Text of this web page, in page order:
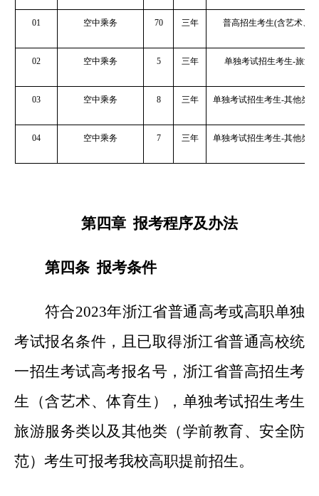
01 空中乘务 70 三年 普高招生考生(含艺术、
02 空中乘务 5 三年 单独考试招生考生-旅游
03 空中乘务 8 三年 单独考试招生考生-其他类(
04 空中乘务 7 三年 单独考试招生考生-其他类(
第四章 报考程序及办法
第四条 报考条件
符合2023年浙江省普通高考或高职单独
考试报名条件，且已取得浙江省普通高校统
一招生考试高考报名号，浙江省普高招生考
生（含艺术、体育生），单独考试招生考生
旅游服务类以及其他类（学前教育、安全防
范）考生可报考我校高职提前招生。